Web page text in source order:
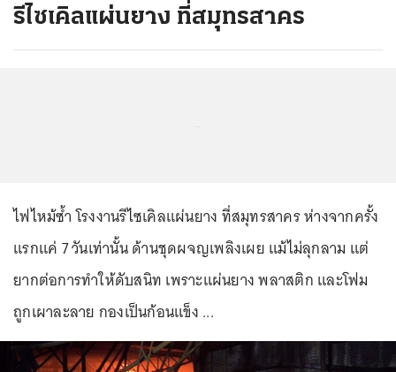
รีไซเคิลแผ่นยาง ที่สมุทรสาคร
ไฟไหม้ซ้ำ โรงงานรีไซเคิลแผ่นยาง ที่สมุทรสาคร ห่างจากครั้ง
แรกแค่ 7 วันเท่านั้น ด้านชุดผจญเพลิงเผย แม้ไม่ลุกลาม แต่
ยากต่อการทำให้ดับสนิท เพราะแผ่นยาง พลาสติก และโฟม
ถูกเผาละลาย กองเป็นก้อนแข็ง ...